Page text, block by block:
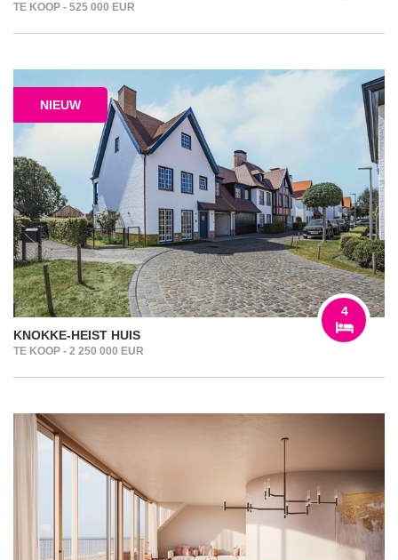
TE KOOP - 525 000 EUR
NIEUW
KNOKKE-HEIST HUIS
TE KOOP - 2 250 000 EUR
4